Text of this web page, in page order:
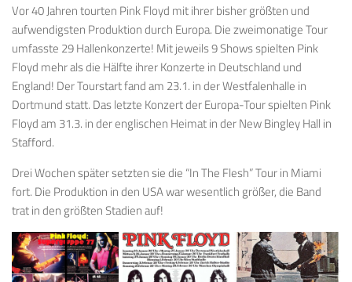
Vor 40 Jahren tourten Pink Floyd mit ihrer bisher größten und
aufwendigsten Produktion durch Europa. Die zweimonatige Tour
umfasste 29 Hallenkonzerte! Mit jeweils 9 Shows spielten Pink
Floyd mehr als die Hälfte ihrer Konzerte in Deutschland und
England! Der Tourstart fand am 23.1. in der Westfalenhalle in
Dortmund statt. Das letzte Konzert der Europa-Tour spielten Pink
Floyd am 31.3. in der englischen Heimat in der New Bingley Hall in
Stafford.
Drei Wochen später setzten sie die “In The Flesh” Tour in Miami
fort. Die Produktion in den USA war wesentlich größer, die Band
trat in den größten Stadien auf!